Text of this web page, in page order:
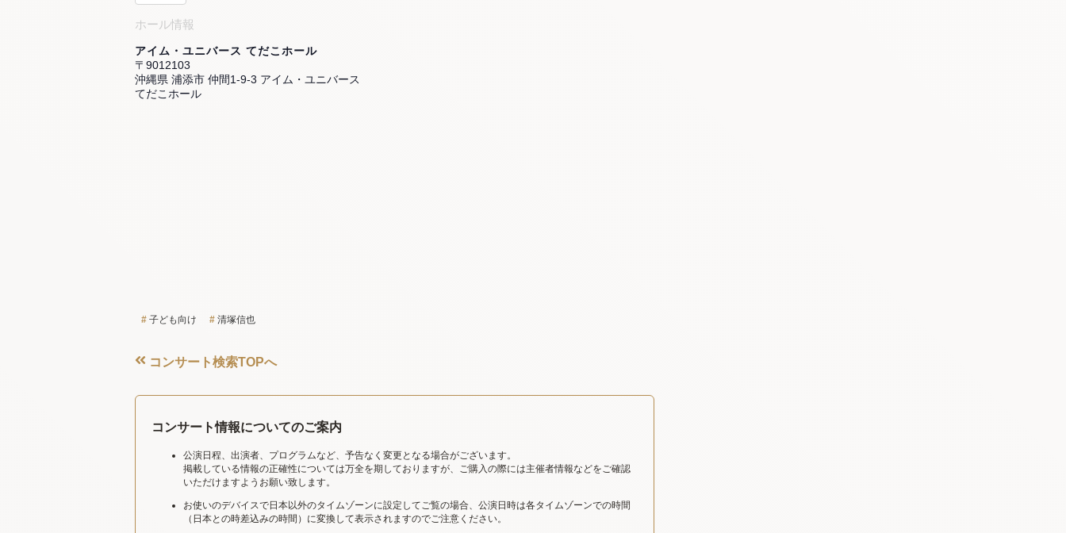
ホール情報
アイム・ユニバース てだこホール
〒9012103
沖縄県 浦添市 仲間1-9-3 アイム・ユニバース
てだこホール
子ども向け 清塚信也
コンサート検索TOPへ
コンサート情報についてのご案内
公演日程、出演者、プログラムなど、予告なく変更となる場合がございます。
掲載している情報の正確性については万全を期しておりますが、ご購入の際には主催者情報などをご確認
いただけますようお願い致します。
お使いのデバイスで日本以外のタイムゾーンに設定してご覧の場合、公演日時は各タイムゾーンでの時間
（日本との時差込みの時間）に変換して表示されますのでご注意ください。